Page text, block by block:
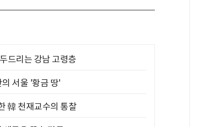
드리는 강남 고령층
서울 '황금 땅'
韓 천재교수의 통찰